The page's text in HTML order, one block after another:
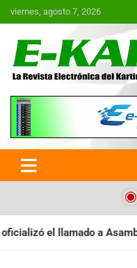
Saltar
al
viernes, agosto 7, 2026
E-
Electrónica
Argentina
General Ordinaria